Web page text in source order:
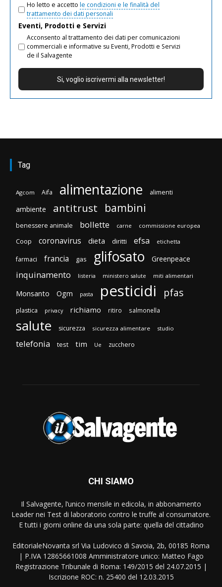
Ho letto e accetto le condizioni e le finalità del
trattamento dei dati personali
Eventi, Prodotti e Servizi
Acconsento al trattamento dei dati per comunicazioni
commerciali e informative su Eventi, Prodotti e Servizi
de il Salvagente
Tag
Agcom Aifa alimentazione alimenti
ambiente antitrust bambini
benessere animale bollette carne commissione europea
Coop coronavirus dieta diritti efsa etichetta
farmaci francia gas glifosato Greenpeace
inquinamento listeria ministero salute miti alimentari
Monsanto Ogm pasta pesticidi pfas
plastica privacy richiamo ritiro salmonella
salute sicurezza sicurezza alimentare studio
telefonia test tim Ue zucchero
CHI SIAMO
Il Salvagente, l’unico mensile in edicola, in abbonamento
Leader nei Test di laboratorio contro le truffe al consumatore.
E tutti i giorni online da una sola parte: quella del cittadino
EditorialeNovanta srl Via Ludovico di Savoia, 2b, 00185 Roma
| P.IVA 12865661008 Amministratore unico: Matteo Fago
Registrazione Tribunale di Roma: 149/2015 del 24.07.2015 |
Iscrizione ROC: n. 25400 del 12.03.2015